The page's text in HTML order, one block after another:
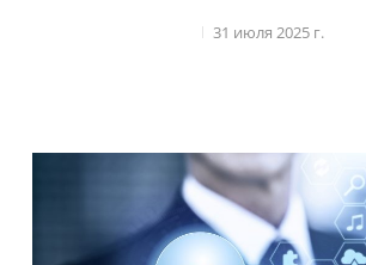
31 июля 2025 г.